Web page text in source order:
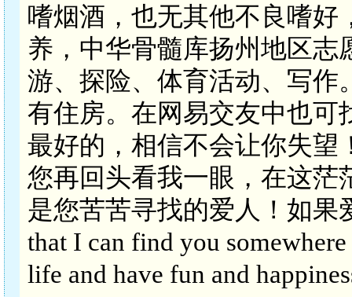
嗜烟酒，也无其他不良嗜好
养，中华骨髓库扬州地区志
游、探险、体育活动、写作
有住房。在网易交友中也可
最好的，相信不会让你失望
您再回头看我一眼，在这茫
是您苦苦寻找的爱人！如果
that I can find you
life and have fun and